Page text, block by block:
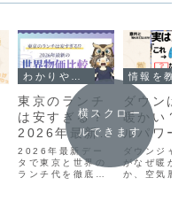
東京のランチ
は安すぎる？
2026年最新の
世界物価比較
と大人の学び
直し
2026年最新デー
タで東京と世界の
ランチ代を徹底比
ダウンは
暖かい？
ルパワー
宙技術・
化との意
関係
ダウンジャ
がなぜ暖か
か、空気層
横スクロー
ルできます